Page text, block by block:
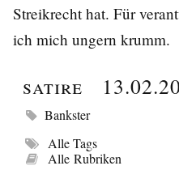
Streikrecht hat. Für
ich mich ungern krumm.
Satire
Bankster
Alle Tags
Alle Rubriken